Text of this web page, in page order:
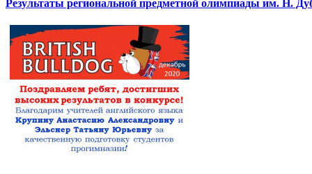
Результаты региональной предметной олимпиады им. Н.